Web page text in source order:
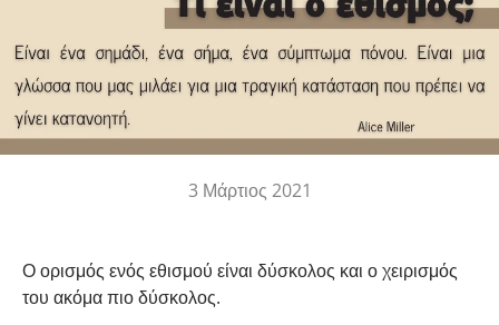
3 Μάρτιος 2021
Ο ορισμός ενός εθισμού είναι δύσκολος και ο χειρισμός
του ακόμα πιο δύσκολος.